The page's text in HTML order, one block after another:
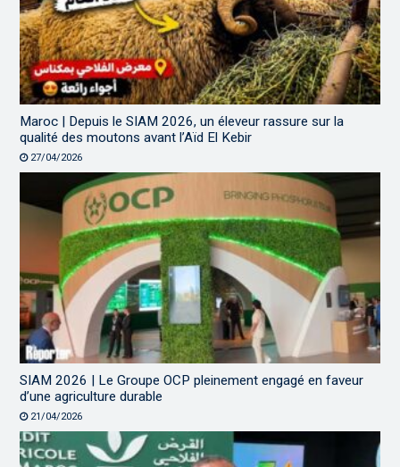
Maroc | Depuis le SIAM 2026, un éleveur rassure sur la
qualité des moutons avant l’Aïd El Kebir
27/04/2026
SIAM 2026 | Le Groupe OCP pleinement engagé en faveur
d’une agriculture durable
21/04/2026